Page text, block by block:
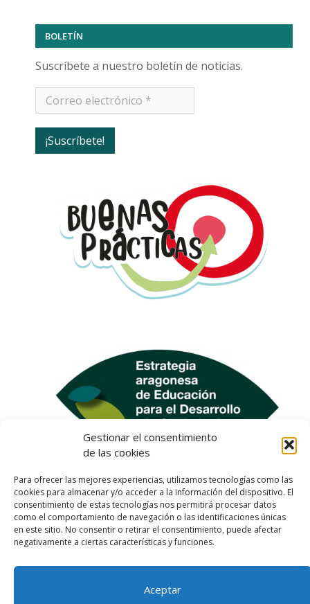
Gestionar el consentimiento
de las cookies
Para ofrecer las mejores experiencias, utilizamos tecnologías como las
cookies para almacenar y/o acceder a la información del dispositivo. El
consentimiento de estas tecnologías nos permitirá procesar datos
como el comportamiento de navegación o las identificaciones únicas
en este sitio. No consentir o retirar el consentimiento, puede afectar
negativamente a ciertas características y funciones.
Aceptar
BOLETÍN
Suscríbete a nuestro boletín de noticias.